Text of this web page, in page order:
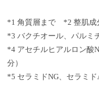
*1 角質層まで *2 整肌成
*3 バクチオール、パルミ
*4 アセチルヒアルロン酸
分）
*5 セラミドNG、セラミド